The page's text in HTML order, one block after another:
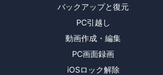
バックアップと復元
PC引越し
動画作成・編集
PC画面録画
iOSロック解除